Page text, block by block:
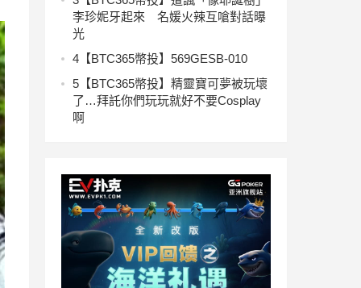
李珍妮牙起來 名媛火辣互嗆對話曝
光
4 【BTC365幣投】569GESB-010
5 【BTC365幣投】精靈寶可夢被玩壞
了…拜託你們玩玩就好不要Cosplay
啊